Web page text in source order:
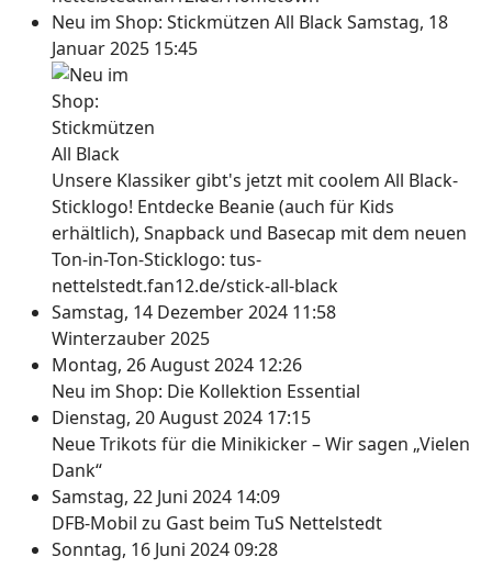
Neu im Shop: Stickmützen All BlackSamstag, 18
Januar 2025 15:45
Unsere Klassiker gibt's jetzt mit coolem All Black-
Sticklogo! Entdecke Beanie (auch für Kids
erhältlich), Snapback und Basecap mit dem neuen
Ton-in-Ton-Sticklogo: tus-
nettelstedt.fan12.de/stick-all-black
Samstag, 14 Dezember 2024 11:58
Winterzauber 2025
Montag, 26 August 2024 12:26
Neu im Shop: Die Kollektion Essential
Dienstag, 20 August 2024 17:15
Neue Trikots für die Minikicker – Wir sagen „Vielen
Dank“
Samstag, 22 Juni 2024 14:09
DFB-Mobil zu Gast beim TuS Nettelstedt
Sonntag, 16 Juni 2024 09:28